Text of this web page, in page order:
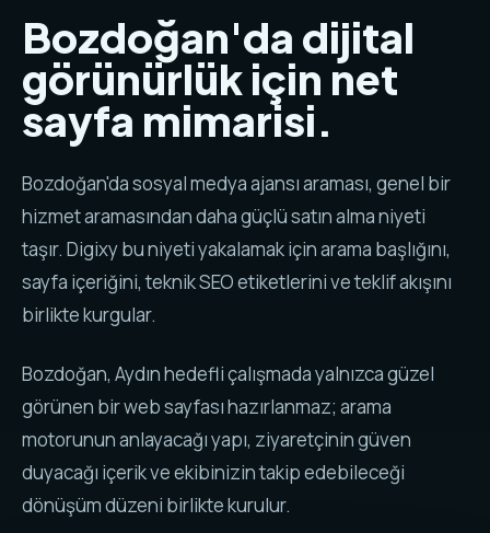
Bozdoğan'da dijital
görünürlük için net
sayfa mimarisi.
Bozdoğan'da sosyal medya ajansı araması, genel bir
hizmet aramasından daha güçlü satın alma niyeti
taşır. Digixy bu niyeti yakalamak için arama başlığını,
sayfa içeriğini, teknik SEO etiketlerini ve teklif akışını
birlikte kurgular.
Bozdoğan, Aydın hedefli çalışmada yalnızca güzel
görünen bir web sayfası hazırlanmaz; arama
motorunun anlayacağı yapı, ziyaretçinin güven
duyacağı içerik ve ekibinizin takip edebileceği
dönüşüm düzeni birlikte kurulur.